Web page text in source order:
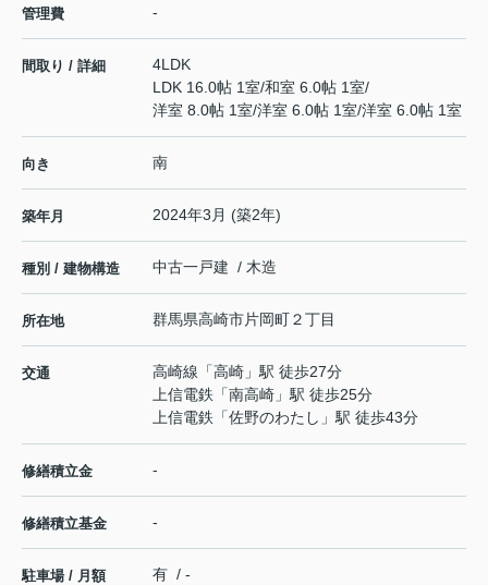
管理費 -
間取り / 詳細
4LDK
LDK 16.0帖 1室/和室 6.0帖 1室/
洋室 8.0帖 1室/洋室 6.0帖 1室/洋室 6.0帖 1室
向き 南
築年月 2024年3月 (築2年)
種別 / 建物構造 中古一戸建 / 木造
所在地 群馬県高崎市片岡町２丁目
交通 高崎線 「高崎 」駅 徒歩27分
上信電鉄 「南高崎 」駅 徒歩25分
上信電鉄 「佐野のわたし 」駅 徒歩43分
修繕積立金 -
修繕積立基金 -
駐車場 / 月額 有 / -